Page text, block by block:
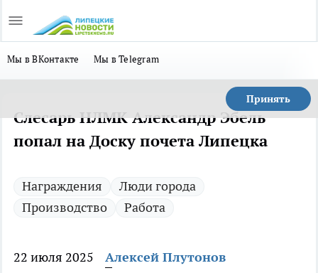
Мы в ВКонтакте Мы в Telegram
Принять
Слесарь НЛМК Александр Эбель
попал на Доску почета Липецка
Награждения
Люди города
Производство
Работа
22 июля 2025 Алексей Плутонов